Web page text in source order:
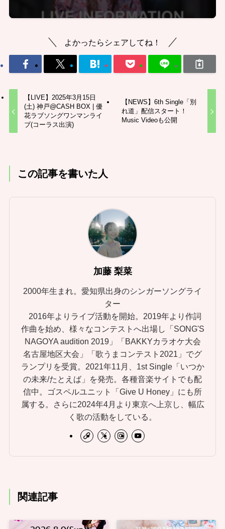
よかったらシェアしてね！
【LIVE】2025年3月15日
(土) 神戸@CASH BOX | 優
花ラブソングワンマンライ
ブ(コーラス出演)
【NEWS】6th Single「別
れ道」配信スタート！
Music Videoも公開
この記事を書いた人
加藤 梨菜
2000年生まれ。愛知県出身のシンガーソングライ
ター
2016年よりライブ活動を開始。2019年より作詞
作曲を始め、様々なコンテストへ出場し「SONG'S
NAGOYA audition 2019」「BAKKYカラオケ大会
名古屋地区大会」「歌うまコンテスト2021」でグ
ランプリを受賞。2021年11月、1st Single「いつか
の未来/たとえば」を発売。各種音楽サイトでも配
信中。ゴスペルユニット「Give U Honey」にも所
属する。さらに2024年4月より東京へ上京し、幅広
く歌の活動をしている。
関連記事